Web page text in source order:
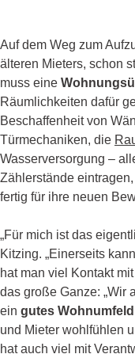
Auf dem Weg zum
älteren Mieters, schon
muss eine
Räumlichkeiten dafür
Beschaffenheit von
Türmechaniken, die
Wasserversorgung –
Zählerstände
fertig für ihre neuen
„Für mich ist das
Kitzing. „Einerseits
hat man viel Kontakt
das große Ganze: „Wir
ein gutes
und Mieter wohlfühlen
hat auch viel mit